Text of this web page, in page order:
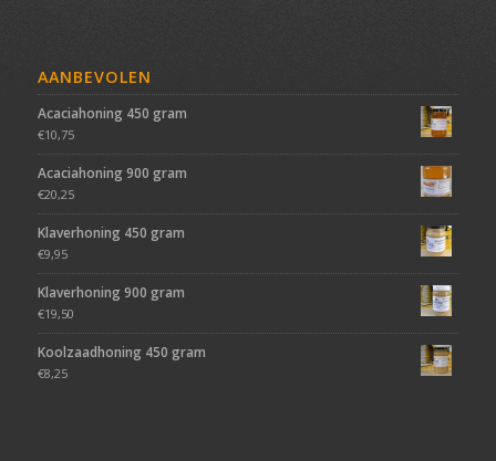
AANBEVOLEN
Acaciahoning 450 gram
€10,75
Acaciahoning 900 gram
€20,25
Klaverhoning 450 gram
€9,95
Klaverhoning 900 gram
€19,50
Koolzaadhoning 450 gram
€8,25